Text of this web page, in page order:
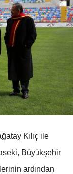
Kılıç ile
Büyükşehir
ardından